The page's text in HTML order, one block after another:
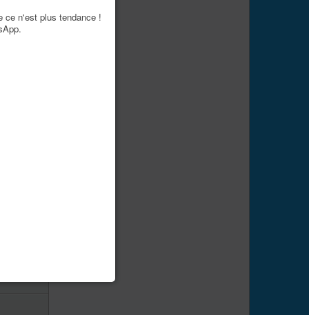
ce n'est plus tendance !